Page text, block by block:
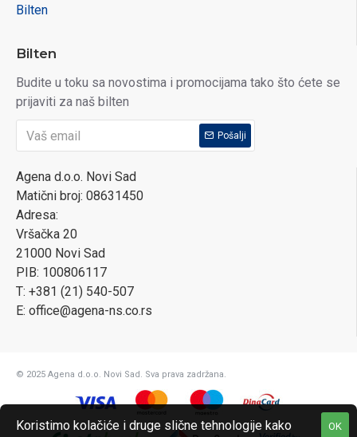
Bilten
Bilten
Budite u toku sa novostima i promocijama tako što ćete se
prijaviti za naš bilten
Pošalji
Agena d.o.o. Novi Sad
Matični broj: 08631450
Adresa:
Vršačka 20
21000 Novi Sad
PIB: 100806117
T: +381 (21) 540-507
E: office@agena-ns.co.rs
© 2025 Agena d.o.o. Novi Sad. Sva prava zadržana.
OK
Koristimo kolačiće i druge slične tehnologije kako